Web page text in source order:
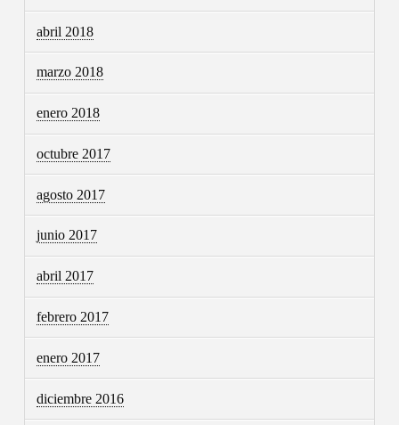
abril 2018
marzo 2018
enero 2018
octubre 2017
agosto 2017
junio 2017
abril 2017
febrero 2017
enero 2017
diciembre 2016